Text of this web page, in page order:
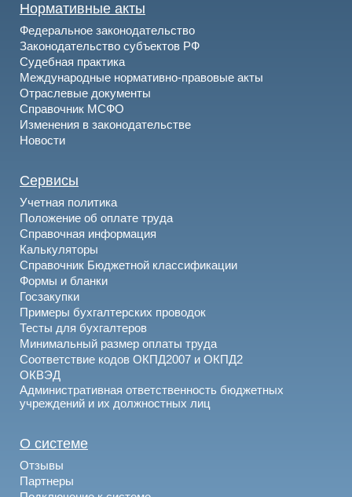
Нормативные акты
Федеральное законодательство
Законодательство субъектов РФ
Судебная практика
Международные нормативно-правовые акты
Отраслевые документы
Справочник МСФО
Изменения в законодательстве
Новости
Сервисы
Учетная политика
Положение об оплате труда
Справочная информация
Калькуляторы
Справочник Бюджетной классификации
Формы и бланки
Госзакупки
Примеры бухгалтерских проводок
Тесты для бухгалтеров
Минимальный размер оплаты труда
Соответствие кодов ОКПД2007 и ОКПД2
ОКВЭД
Административная ответственность бюджетных
учреждений и их должностных лиц
О системе
Отзывы
Партнеры